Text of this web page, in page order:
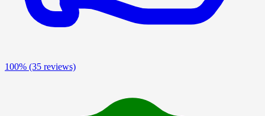
100% (35 reviews)